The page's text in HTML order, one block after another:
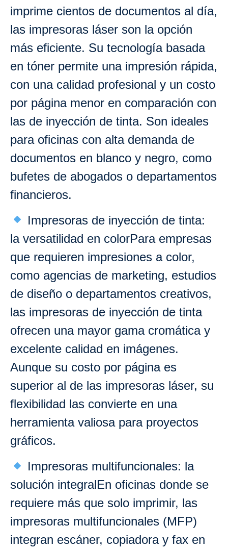
imprime cientos de documentos al día,
las impresoras láser son la opción
más eficiente. Su tecnología basada
en tóner permite una impresión rápida,
con una calidad profesional y un costo
por página menor en comparación con
las de inyección de tinta. Son ideales
para oficinas con alta demanda de
documentos en blanco y negro, como
bufetes de abogados o departamentos
financieros.
Impresoras de inyección de tinta:
la versatilidad en colorPara empresas
que requieren impresiones a color,
como agencias de marketing, estudios
de diseño o departamentos creativos,
las impresoras de inyección de tinta
ofrecen una mayor gama cromática y
excelente calidad en imágenes.
Aunque su costo por página es
superior al de las impresoras láser, su
flexibilidad las convierte en una
herramienta valiosa para proyectos
gráficos.
Impresoras multifuncionales: la
solución integralEn oficinas donde se
requiere más que solo imprimir, las
impresoras multifuncionales (MFP)
integran escáner, copiadora y fax en